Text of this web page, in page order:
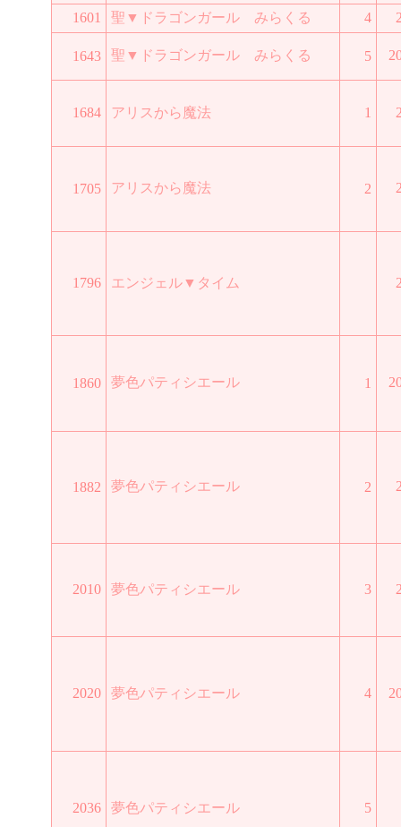
1601 聖▼ドラゴンガール みらくる 4
1643 聖▼ドラゴンガール みらくる 5
1684 アリスから魔法 1
1705 アリスから魔法 2
1796 エンジェル▼タイム
1860 夢色パティシエール 1
1882 夢色パティシエール 2
2010 夢色パティシエール 3
2020 夢色パティシエール 4
2036 夢色パティシエール 5